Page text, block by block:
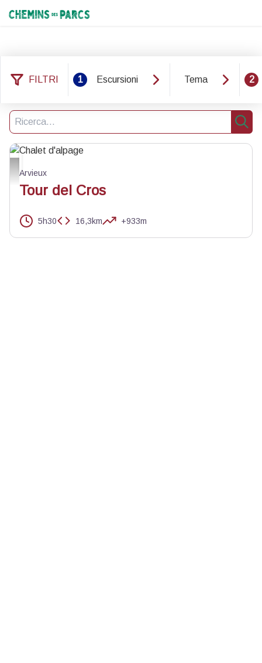
Chemins des Parcs
FILTRI 1 Escursioni Tema 2
1 risultato trovato
Ricerca
Chalet d'alpage - Benjamin Musella - PNR Queyras
Arvieux
Tour del Cros
5h30 16,3km +933m